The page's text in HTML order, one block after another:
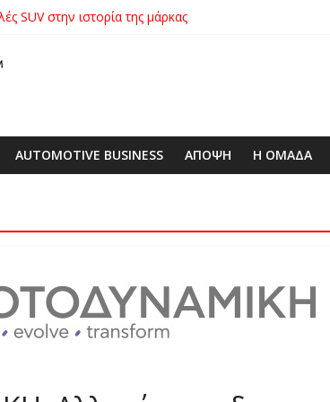
SUV στην ιστορία της μάρκας
Πώς η GEO Mobility Hellas μπήκε δυνατά στην
απαιτητικό Silverstone
με δεξαμενή 600 λίτρων στην ΕΠΟΜΕΑ Βιλίων –
AUTOMOTIVE BUSINESS ΑΠΟΨΗ Η ΟΜΑΔΑ